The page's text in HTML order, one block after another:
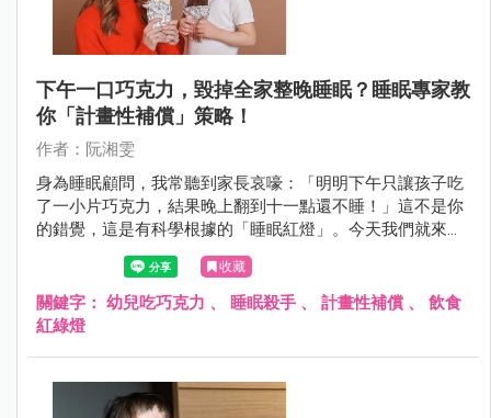
下午一口巧克力，毀掉全家整晚睡眠？睡眠專家教
你「計畫性補償」策略！
作者：阮湘雯
身為睡眠顧問，我常聽到家長哀嚎：「明明下午只讓孩子吃
了一小片巧克力，結果晚上翻到十一點還不睡！」這不是你
的錯覺，這是有科學根據的「睡眠紅燈」。今天我們就來聊
聊，當孩子不小心誤觸咖啡因地雷時，我們該如何優雅救
收藏
關鍵字： 幼兒吃巧克力 、 睡眠殺手 、 計畫性補償 、 飲食
紅綠燈